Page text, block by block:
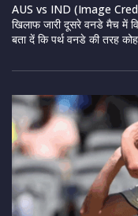
AUS vs IND (Image
खिलाफ जारी दूसरे वनडे मैच में
बता दें कि पर्थ वनडे की तरह